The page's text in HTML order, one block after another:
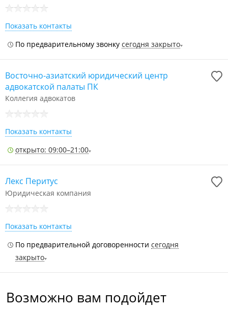
Показать контакты
По предварительному звонку сегодня закрыто
Восточно-азиатский юридический центр
адвокатской палаты ПК
Коллегия адвокатов
Показать контакты
открыто: 09:00–21:00
Лекс Перитус
Юридическая компания
Показать контакты
По предварительной договоренности сегодня
закрыто
Возможно вам подойдет